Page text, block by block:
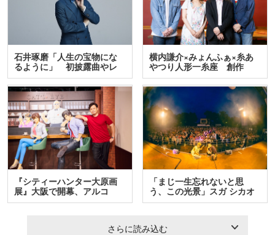
石井琢磨「人生の宝物にな
るように」 初披露曲やレ
ア…
横内謙介×みょんふぁ×糸あ
やつり人形一糸座 創作
人…
『シティーハンター大原画
展』大阪で開幕、アルコ
＆…
「まじ一生忘れないと思
う、この光景」スガ シカオ
と…
さらに読み込む